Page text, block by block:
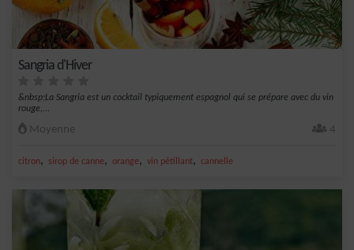
Sangria d'Hiver
&nbsp;La Sangria est un cocktail typiquement espagnol qui se prépare avec du vin
rouge,...
Moyenne 4
citron, sirop de canne, orange, vin pétillant, cannelle